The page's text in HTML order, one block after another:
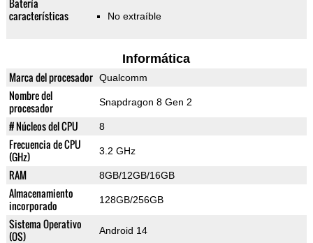
Batería
características
No extraíble
Informática
Marca del procesador Qualcomm
Nombre del
procesador
Snapdragon 8 Gen 2
# Núcleos del CPU 8
Frecuencia de CPU
(GHz)
3.2 GHz
RAM 8GB/12GB/16GB
Almacenamiento
incorporado
128GB/256GB
Sistema Operativo
(OS)
Android 14